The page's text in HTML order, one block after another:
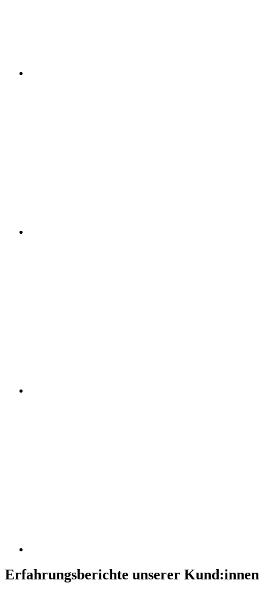
Erfahrungsberichte unserer Kund:innen